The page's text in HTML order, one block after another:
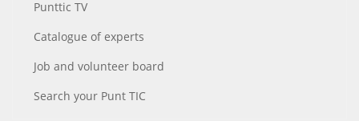
Punttic TV
Catalogue of experts
Job and volunteer board
Search your Punt TIC